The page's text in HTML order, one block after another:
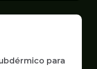
para